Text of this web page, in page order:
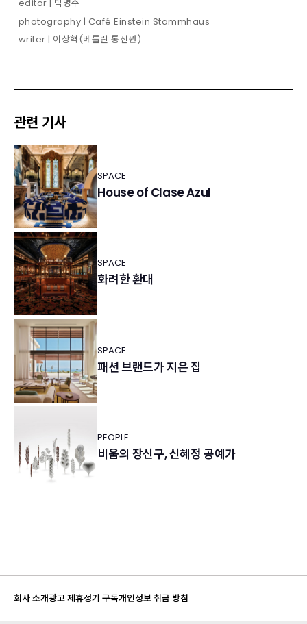
editor | 박명주
photography | Café Einstein Stammhaus
writer | 이상혁(베를린 통신원)
관련 기사
SPACE
House of Clase Azul
SPACE
화려한 환대
SPACE
패션 브랜드가 지은 집
PEOPLE
비움의 장신구, 신혜정 공예가
회사 소개광고 제휴정기 구독개인정보 취급 방침